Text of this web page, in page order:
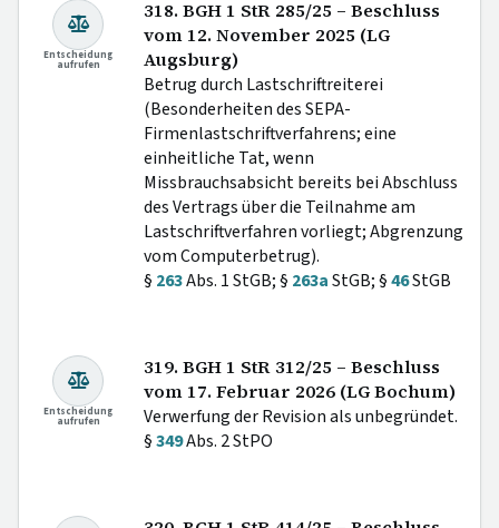
Entscheidung
aufrufen
318. BGH 1 StR 285/25 – Beschluss
vom 12. November 2025 (LG
Augsburg)
Betrug durch Lastschriftreiterei
(Besonderheiten des SEPA-
Firmenlastschriftverfahrens; eine
einheitliche Tat, wenn
Missbrauchsabsicht bereits bei Abschluss
des Vertrags über die Teilnahme am
Lastschriftverfahren vorliegt; Abgrenzung
vom Computerbetrug).
§ 263Abs. 1 StGB; § 263aStGB; §46StGB
Entscheidung
aufrufen
319. BGH 1 StR 312/25 – Beschluss
vom 17. Februar 2026 (LG Bochum)
Verwerfung der Revision als unbegründet.
§349Abs. 2 StPO